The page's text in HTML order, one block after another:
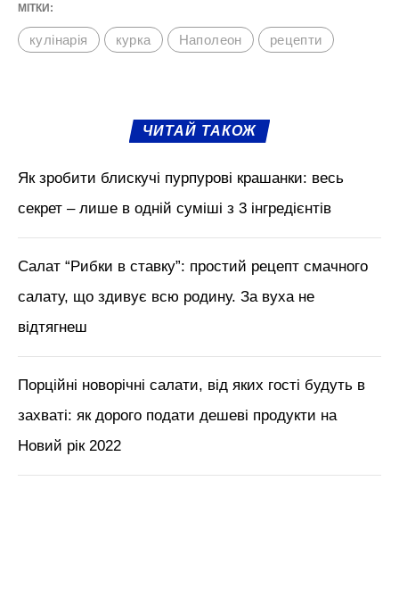
МІТКИ:
кулінарія курка Наполеон рецепти
ЧИТАЙ ТАКОЖ
Як зробити блискучі пурпурові крашанки: весь
секрет – лише в одній суміші з 3 інгредієнтів
Салат “Рибки в ставку”: простий рецепт смачного
салату, що здивує всю родину. За вуха не
відтягнеш
Порційні новорічні салати, від яких гості будуть в
захваті: як дорого подати дешеві продукти на
Новий рік 2022